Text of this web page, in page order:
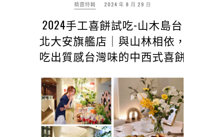
精選特輯 2024 年 8 月 29 日
2024手工喜餅試吃-山木島台
北大安旗艦店｜與山林相依，
吃出質感台灣味的中西式喜餅